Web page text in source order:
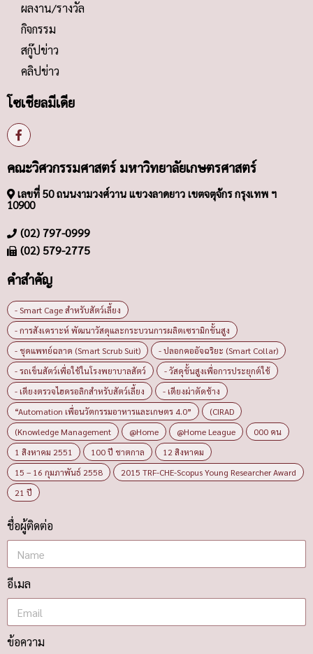
ผลงาน/รางวัล
กิจกรรม
สกู๊ปข่าว
คลิปข่าว
โซเชียลมีเดีย
คณะวิศวกรรมศาสตร์ มหาวิทยาลัยเกษตรศาสตร์
เลขที่ 50 ถนนงามวงศ์วาน แขวงลาดยาว เขตจตุจักร กรุงเทพ ฯ
10900
(02) 797-0999
(02) 579-2775
คำสำคัญ
- Smart Cage สำหรับสัตว์เลี้ยง
- การสังเคราะห์ พัฒนาวัสดุและกระบวนการผลิตเซรามิกขั้นสูง
- ชุดแพทย์ฉลาด (Smart Scrub Suit)
- ปลอกคออัจฉริยะ (Smart Collar)
- รถเข็นสัตว์เพื่อใช้ในโรงพยาบาลสัตว์
- วัสดุขั้นสูงเพื่อการประยุกต์ใช้
- เตียงตรวจไฮดรอลิกสำหรับสัตว์เลี้ยง
- เตียงผ่าตัดช้าง
“Automation เพื่อนวัตกรรมอาหารและเกษตร 4.0”
(CIRAD
(Knowledge Management
@Home @Home League
000 คน
1 สิงหาคม 2551
100 ปี ชาตกาล
12 สิงหาคม
15 – 16 กุมภาพันธ์ 2558
2015 TRF-CHE-Scopus Young Researcher Award
21 ปี
ชื่อผู้ติดต่อ
อีเมล
ข้อความ